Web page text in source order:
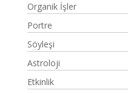
Organik İşler
Portre
Söyleşi
Astroloji
Etkinlik